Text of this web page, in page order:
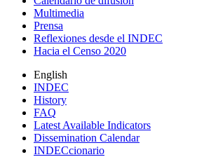
Multimedia
Prensa
Reflexiones desde el INDEC
Hacia el Censo 2020
English
INDEC
History
FAQ
Latest Available Indicators
Dissemination Calendar
INDECcionario